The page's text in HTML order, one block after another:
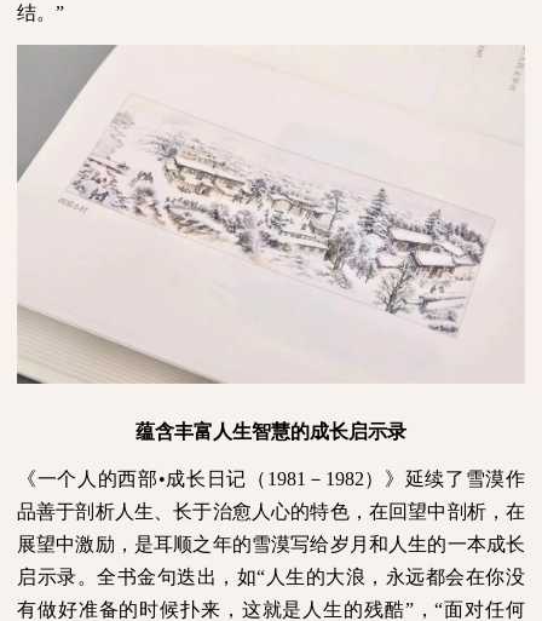
结。”
蕴含丰富人生智慧的成长启示录
《一个人的西部•成长日记（ 1981 － 1982）》延续了雪漠作
品善于剖析人生、长于治愈人心的特色，在回望中剖析，在
展望中激励，是耳顺之年的雪漠写给岁月和人生的一本成长
启示录。全书金句迭出，如“人生的大浪，永远都会在你没
有做好准备的时候扑来，这就是人生的残酷”，“面对任何